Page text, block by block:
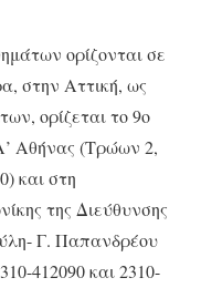
ορίζονται σε
στην Αττική, ως
ορίζεται το 9ο
Αθήνας (Τρώων 2,
και στη
της Διεύθυνσης
Γ. Παπανδρέου
412090 και 2310-